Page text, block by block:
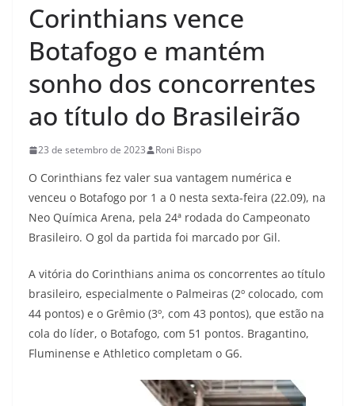
Corinthians vence
Botafogo e mantém
sonho dos concorrentes
ao título do Brasileirão
23 de setembro de 2023 Roni Bispo
O Corinthians fez valer sua vantagem numérica e
venceu o Botafogo por 1 a 0 nesta sexta-feira (22.09), na
Neo Química Arena, pela 24ª rodada do Campeonato
Brasileiro. O gol da partida foi marcado por Gil.
A vitória do Corinthians anima os concorrentes ao título
brasileiro, especialmente o Palmeiras (2º colocado, com
44 pontos) e o Grêmio (3º, com 43 pontos), que estão na
cola do líder, o Botafogo, com 51 pontos. Bragantino,
Fluminense e Athletico completam o G6.